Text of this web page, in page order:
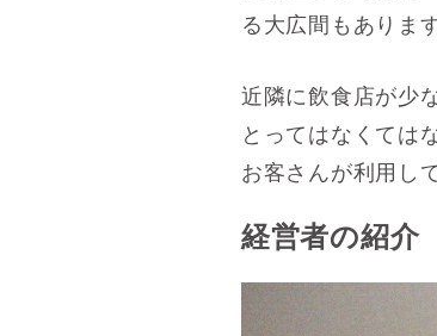
る大広間もあります
近隣に飲食店が少
とってはなくては
お客さんが利用し
経営者の紹介